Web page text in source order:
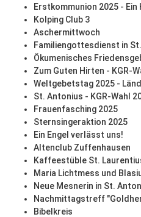
Erstkommunion 2025 - Ein
Kolping Club 3
Aschermittwoch
Familiengottesdienst in
Ökumenisches
Zum Guten Hirten - KGR-
Weltgebetstag 2025 -
St. Antonius - KGR-Wahl
Frauenfasching 2025
Sternsingeraktion 2025
Ein Engel verlässt uns!
Altenclub Zuffenhausen
Kaffeestüble St.
Maria Lichtmess und
Neue Mesnerin in St.
Nachmittagstreff
Bibelkreis